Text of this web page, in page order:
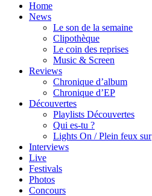
Home
News
Le son de la semaine
Clipothèque
Le coin des reprises
Music & Screen
Reviews
Chronique d’album
Chronique d’EP
Découvertes
Playlists Découvertes
Qui es-tu ?
Lights On / Plein feux sur
Interviews
Live
Festivals
Photos
Concours